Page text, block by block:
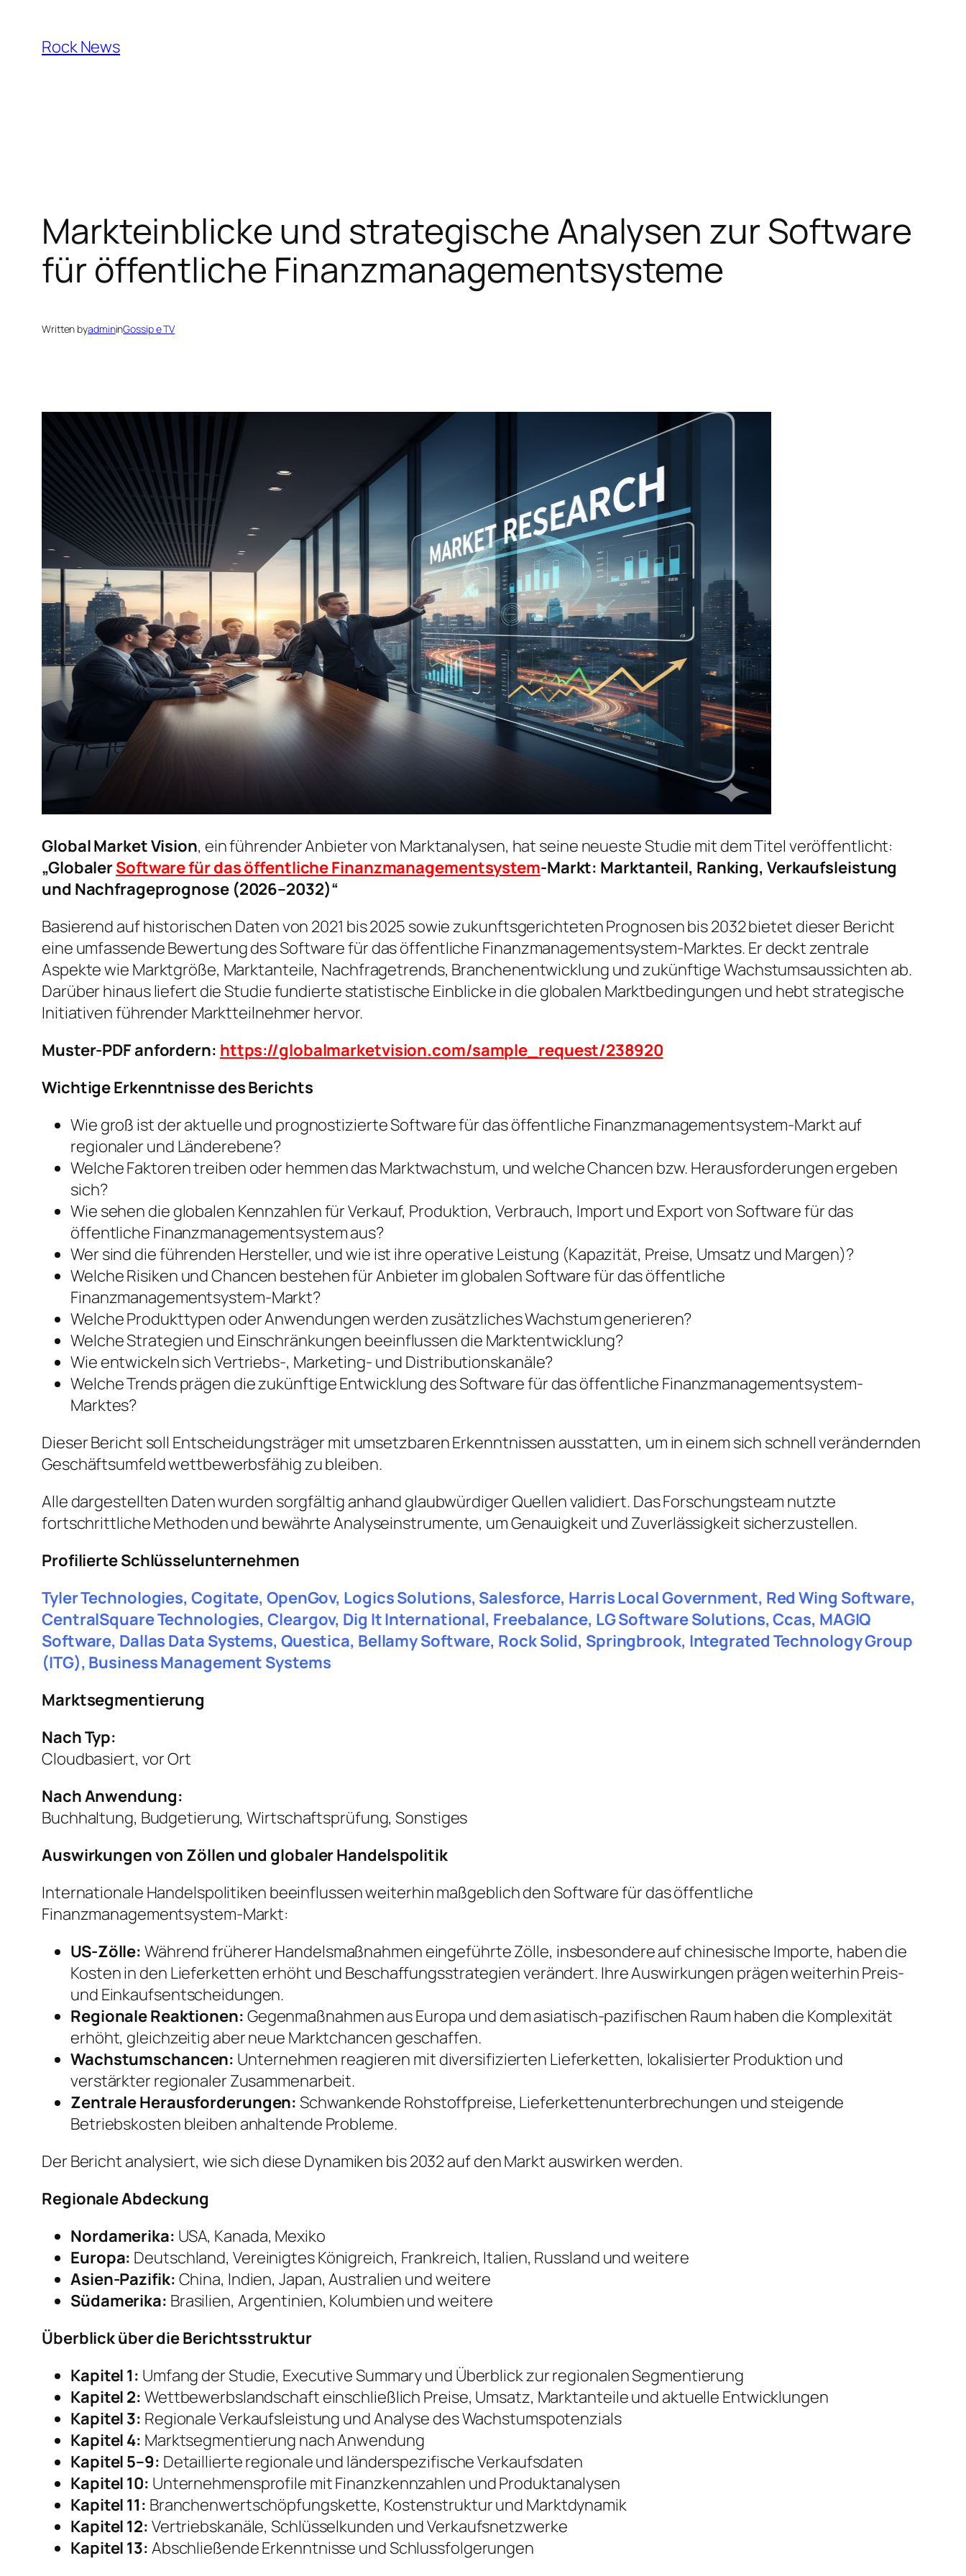
content
Rock News
Markteinblicke und strategische Analysen zur Software
für öffentliche Finanzmanagementsysteme
Written byadmininGossip e TV
Global Market Vision, ein führender Anbieter von Marktanalysen, hat seine neueste Studie mit dem Titel veröffentlicht:
„GlobalerSoftware für das öffentliche Finanzmanagementsystem-Markt: Marktanteil, Ranking, Verkaufsleistung
und Nachfrageprognose (2026–2032)“
Basierend auf historischen Daten von 2021 bis 2025 sowie zukunftsgerichteten Prognosen bis 2032 bietet dieser Bericht
eine umfassende Bewertung des Software für das öffentliche Finanzmanagementsystem-Marktes. Er deckt zentrale
Aspekte wie Marktgröße, Marktanteile, Nachfragetrends, Branchenentwicklung und zukünftige Wachstumsaussichten ab.
Darüber hinaus liefert die Studie fundierte statistische Einblicke in die globalen Marktbedingungen und hebt strategische
Initiativen führender Marktteilnehmer hervor.
Muster-PDF anfordern: https://globalmarketvision.com/sample_request/238920
Wichtige Erkenntnisse des Berichts
Wie groß ist der aktuelle und prognostizierte Software für das öffentliche Finanzmanagementsystem-Markt auf
regionaler und Länderebene?
Welche Faktoren treiben oder hemmen das Marktwachstum, und welche Chancen bzw. Herausforderungen ergeben
sich?
Wie sehen die globalen Kennzahlen für Verkauf, Produktion, Verbrauch, Import und Export von Software für das
öffentliche Finanzmanagementsystem aus?
Wer sind die führenden Hersteller, und wie ist ihre operative Leistung (Kapazität, Preise, Umsatz und Margen)?
Welche Risiken und Chancen bestehen für Anbieter im globalen Software für das öffentliche
Finanzmanagementsystem-Markt?
Welche Produkttypen oder Anwendungen werden zusätzliches Wachstum generieren?
Welche Strategien und Einschränkungen beeinflussen die Marktentwicklung?
Wie entwickeln sich Vertriebs-, Marketing- und Distributionskanäle?
Welche Trends prägen die zukünftige Entwicklung des Software für das öffentliche Finanzmanagementsystem-
Marktes?
Dieser Bericht soll Entscheidungsträger mit umsetzbaren Erkenntnissen ausstatten, um in einem sich schnell verändernden
Geschäftsumfeld wettbewerbsfähig zu bleiben.
Alle dargestellten Daten wurden sorgfältig anhand glaubwürdiger Quellen validiert. Das Forschungsteam nutzte
fortschrittliche Methoden und bewährte Analyseinstrumente, um Genauigkeit und Zuverlässigkeit sicherzustellen.
Profilierte Schlüsselunternehmen
Tyler Technologies, Cogitate, OpenGov, Logics Solutions, Salesforce, Harris Local Government, Red Wing Software,
CentralSquare Technologies, Cleargov, Dig It International, Freebalance, LG Software Solutions, Ccas, MAGIQ
Software, Dallas Data Systems, Questica, Bellamy Software, Rock Solid, Springbrook, Integrated Technology Group
(ITG), Business Management Systems
Marktsegmentierung
Nach Typ:
Cloudbasiert, vor Ort
Nach Anwendung:
Buchhaltung, Budgetierung, Wirtschaftsprüfung, Sonstiges
Auswirkungen von Zöllen und globaler Handelspolitik
Internationale Handelspolitiken beeinflussen weiterhin maßgeblich den Software für das öffentliche
Finanzmanagementsystem-Markt:
US-Zölle: Während früherer Handelsmaßnahmen eingeführte Zölle, insbesondere auf chinesische Importe, haben die
Kosten in den Lieferketten erhöht und Beschaffungsstrategien verändert. Ihre Auswirkungen prägen weiterhin Preis-
und Einkaufsentscheidungen.
Regionale Reaktionen: Gegenmaßnahmen aus Europa und dem asiatisch-pazifischen Raum haben die Komplexität
erhöht, gleichzeitig aber neue Marktchancen geschaffen.
Wachstumschancen: Unternehmen reagieren mit diversifizierten Lieferketten, lokalisierter Produktion und
verstärkter regionaler Zusammenarbeit.
Zentrale Herausforderungen: Schwankende Rohstoffpreise, Lieferkettenunterbrechungen und steigende
Betriebskosten bleiben anhaltende Probleme.
Der Bericht analysiert, wie sich diese Dynamiken bis 2032 auf den Markt auswirken werden.
Regionale Abdeckung
Nordamerika: USA, Kanada, Mexiko
Europa: Deutschland, Vereinigtes Königreich, Frankreich, Italien, Russland und weitere
Asien-Pazifik: China, Indien, Japan, Australien und weitere
Südamerika: Brasilien, Argentinien, Kolumbien und weitere
Überblick über die Berichtsstruktur
Kapitel 1: Umfang der Studie, Executive Summary und Überblick zur regionalen Segmentierung
Kapitel 2: Wettbewerbslandschaft einschließlich Preise, Umsatz, Marktanteile und aktuelle Entwicklungen
Kapitel 3: Regionale Verkaufsleistung und Analyse des Wachstumspotenzials
Kapitel 4: Marktsegmentierung nach Anwendung
Kapitel 5–9: Detaillierte regionale und länderspezifische Verkaufsdaten
Kapitel 10: Unternehmensprofile mit Finanzkennzahlen und Produktanalysen
Kapitel 11: Branchenwertschöpfungskette, Kostenstruktur und Marktdynamik
Kapitel 12: Vertriebskanäle, Schlüsselkunden und Verkaufsnetzwerke
Kapitel 13: Abschließende Erkenntnisse und Schlussfolgerungen